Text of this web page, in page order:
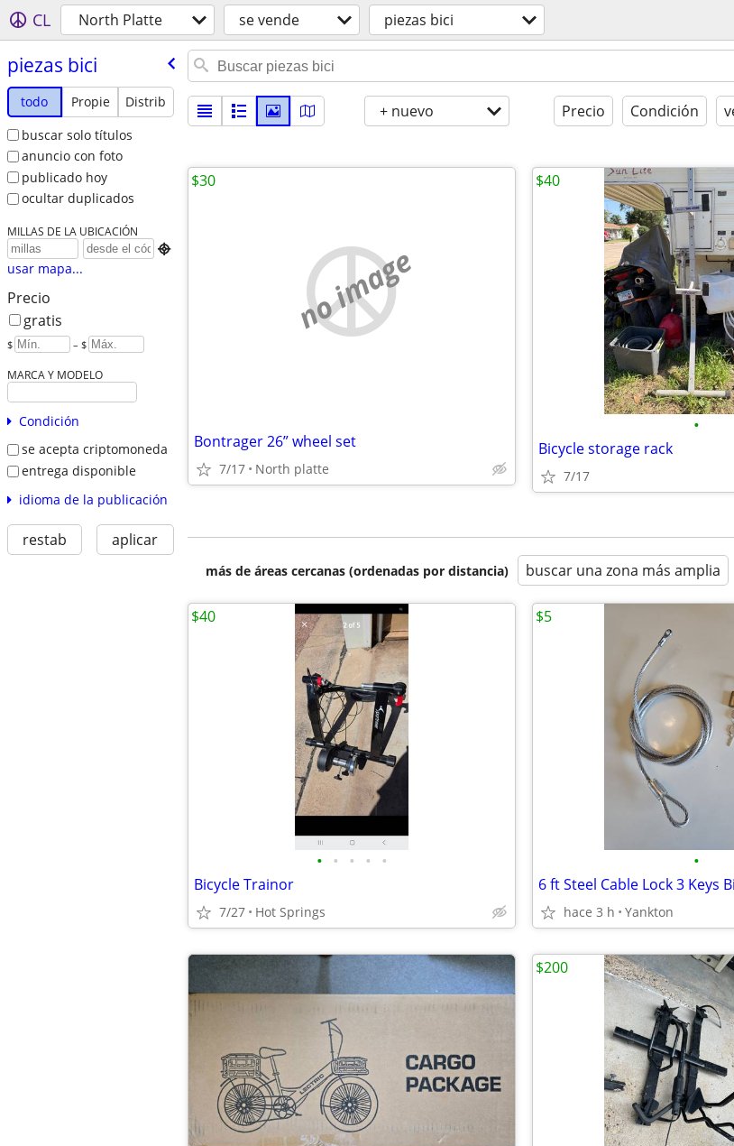
CL North Platte se vende piezas bici
piezas bici
todo Propie
Distrib
buscar solo títulos
anuncio con foto
publicado hoy
ocultar duplicados
MILLAS DE LA UBICACIÓN

usar mapa...
Precio
gratis
$ – $
MARCA Y MODELO
Condición
se acepta criptomoneda
entrega disponible
idioma de la publicación
restab aplicar
+ nuevo Precio Condición
no image
Bontrager 26” wheel set
7/17 North platte
$30
•
Bicycle storage rack
7/17
$40
más de áreas cercanas (ordenadas por distancia) buscar una zona más amplia
• • • • •
Bicycle Trainor
7/27 Hot Springs
$40
•
6 ft Steel Cable Lock 3 Keys
hace 3 h Yankton
$5
$200